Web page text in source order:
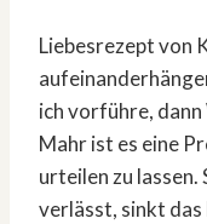
Liebesrezept von
ich vorführe, dann
Mahr ist es eine
urteilen zu lassen.
verlässt, sinkt das